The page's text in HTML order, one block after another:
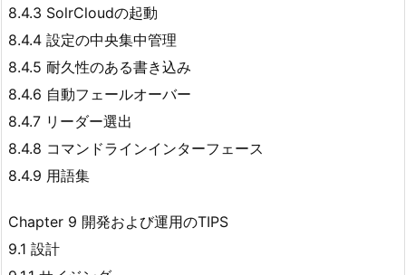
8.4.3 SolrCloudの起動
8.4.4 設定の中央集中管理
8.4.5 耐久性のある書き込み
8.4.6 自動フェールオーバー
8.4.7 リーダー選出
8.4.8 コマンドラインインターフェース
8.4.9 用語集
Chapter 9 開発および運用のTIPS
9.1 設計